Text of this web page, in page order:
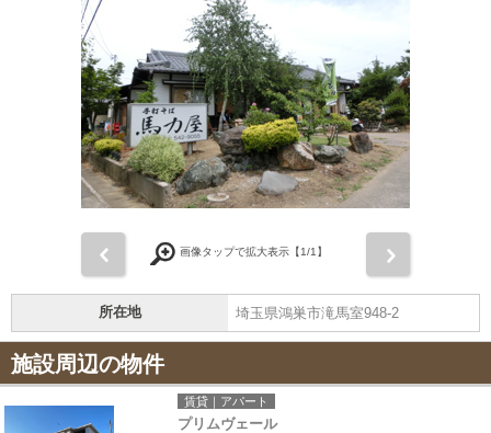
画像タップで拡大表示【1/1】
所在地 埼玉県鴻巣市滝馬室948-2
施設周辺の物件
賃貸｜アパート
プリムヴェール